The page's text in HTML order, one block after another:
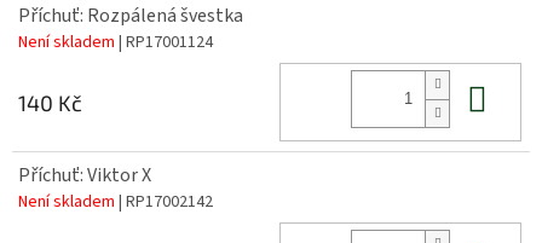
Příchuť: Rozpálená švestka
Není skladem | RP17001124
140 Kč
Příchuť: Viktor X
Není skladem | RP17002142